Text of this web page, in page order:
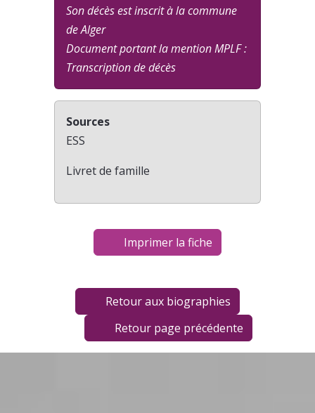
Son décès est inscrit à la commune
de Alger
Document portant la mention MPLF :
Transcription de décès
Sources
ESS
Livret de famille
Imprimer la fiche
Retour aux biographies
Retour page précédente